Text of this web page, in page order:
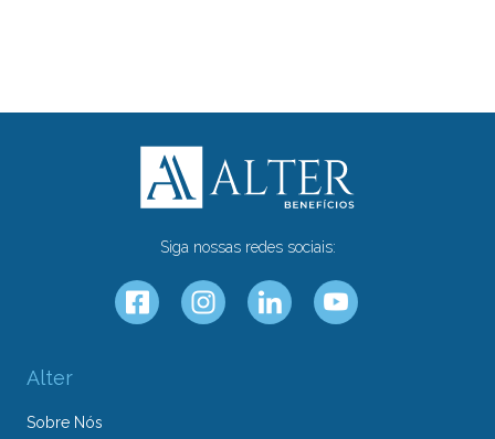
Siga nossas redes sociais:
Alter
Sobre Nós